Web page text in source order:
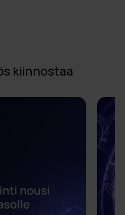
kiinnostaa